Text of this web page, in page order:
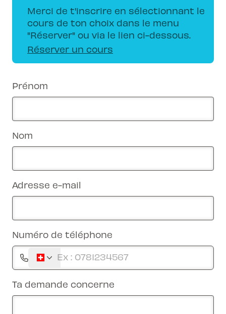
Merci de t'inscrire en sélectionnant le
cours de ton choix dans le menu
"Réserver" ou via le lien ci-dessous.
Réserver un cours
Prénom
Nom
Adresse e-mail
Numéro de téléphone
Ta demande concerne